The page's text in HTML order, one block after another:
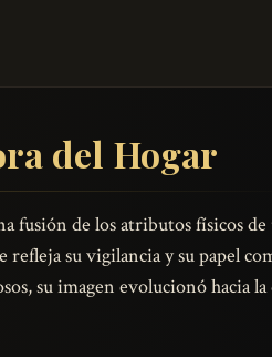
del Hogar
fusión de los atributos físicos de
su vigilancia y su papel
su imagen evolucionó hacia la